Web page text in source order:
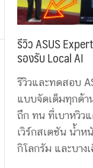
รีวิว ASUS
รองรับ Local AI
รีวิวและทดสอบ
แบบจัดเต็มทุกด้า
ถึก ทน ที่เบาหวิว
เวิร์กสเตชัน น้ำห
กิโลกรัม และบาง